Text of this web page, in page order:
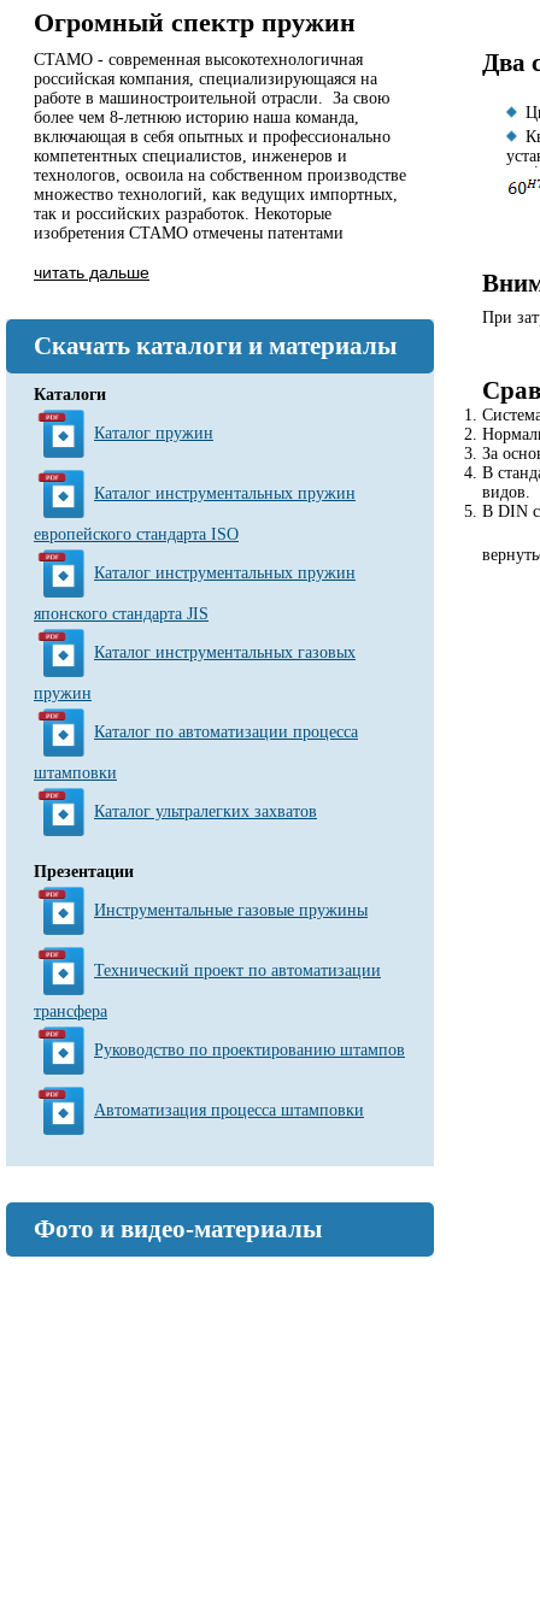
Огромный спектр пружин
СТАМО - современная высокотехнологичная
российская компания, специализирующаяся на
работе в машиностроительной отрасли. За свою
более чем 8-летнюю историю наша команда,
включающая в себя опытных и профессионально
компетентных специалистов, инженеров и
технологов, освоила на собственном производстве
множество технологий, как ведущих импортных,
так и российских разработок. Некоторые
изобретения СТАМО отмечены патентами
читать дальше
Скачать каталоги и материалы
Каталоги
Каталог пружин
Каталог инструментальных пружин
европейского стандарта ISO
Каталог инструментальных пружин
японского стандарта JIS
Каталог инструментальных газовых
пружин
Каталог по автоматизации процесса
штамповки
Каталог ультралегких захватов
Презентации
Инструментальные газовые пружины
Технический проект по автоматизации
трансфера
Руководство по проектированию штампов
Автоматизация процесса штамповки
Фото и видео-материалы
Два
При
За
В
видов.
В DIN